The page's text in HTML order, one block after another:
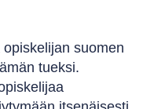
suomen
tueksi.